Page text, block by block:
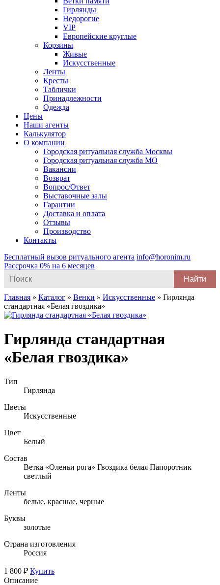
Гирлянды
Недорогие
VIP
Европейские круглые
Корзины
Живые
Искусственные
Ленты
Кресты
Таблички
Принадлежности
Одежда
Цены
Наши агенты
Калькулятор
О компании
Городская ритуальная служба Москвы
Городская ритуальная служба МО
Вакансии
Возврат
Вопрос/Ответ
Выставочные залы
Гарантии
Доставка и оплата
Отзывы
Производство
Контакты
Бесплатный вызов ритуального агента info@horonim.ru
Рассрочка 0% на 6 месяцев
for:
Главная » Каталог » Венки » Искусственные » Гирлянда
стандартная «Белая гвоздика»
Гирлянда стандартная
«Белая гвоздика»
Тип
Гирлянда
Цветы
Искусственные
Цвет
Белый
Состав
Ветка «Оленьи рога» Гвоздика белая Папоротник
светлый
Ленты
белые, красные, черные
Буквы
золотые
Страна изготовления
Россия
1 800 ₽ Купить
Описание